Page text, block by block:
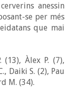
anessin
se per més
que mai
Àlex P. (7),
Daiki S. (2), Pau
M. (34).